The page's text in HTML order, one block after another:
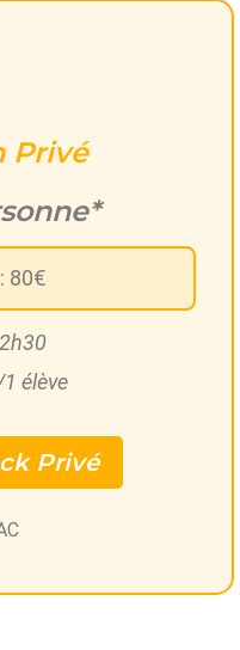
Privé
80€
élève
Privé